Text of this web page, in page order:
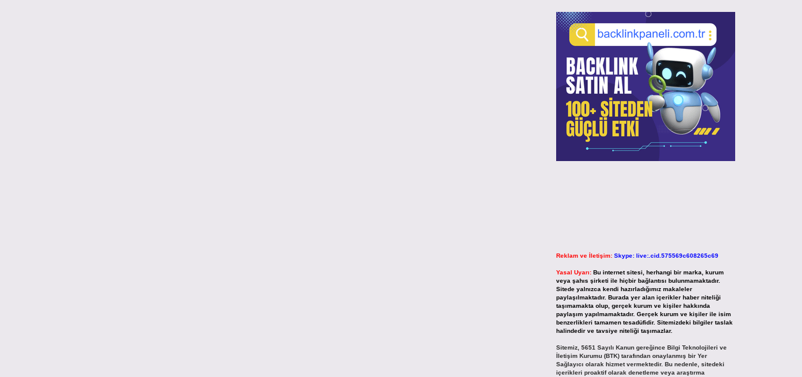
Reklam ve İletişim: Skype: live:.cid.575569c608265c69
Yasal Uyarı: Bu internet sitesi, herhangi bir marka, kurum
veya şahıs şirketi ile hiçbir bağlantısı bulunmamaktadır.
Sitede yalnızca kendi hazırladığımız makaleler
paylaşılmaktadır. Burada yer alan içerikler haber niteliği
taşımamakta olup, gerçek kurum ve kişiler hakkında
paylaşım yapılmamaktadır. Gerçek kurum ve kişiler ile isim
benzerlikleri tamamen tesadüfidir. Sitemizdeki bilgiler taslak
halindedir ve tavsiye niteliği taşımazlar.
Sitemiz, 5651 Sayılı Kanun gereğince Bilgi Teknolojileri ve
İletişim Kurumu (BTK) tarafından onaylanmış bir Yer
Sağlayıcı olarak hizmet vermektedir. Bu nedenle, sitedeki
içerikleri proaktif olarak denetleme veya araştırma